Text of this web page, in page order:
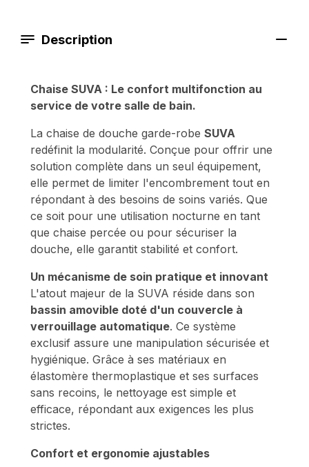
Description
Chaise SUVA : Le confort multifonction au
service de votre salle de bain.
La chaise de douche garde-robe SUVA
redéfinit la modularité. Conçue pour offrir une
solution complète dans un seul équipement,
elle permet de limiter l'encombrement tout en
répondant à des besoins de soins variés. Que
ce soit pour une utilisation nocturne en tant
que chaise percée ou pour sécuriser la
douche, elle garantit stabilité et confort.
Un mécanisme de soin pratique et innovant
L'atout majeur de la SUVA réside dans son
bassin amovible doté d'un couvercle à
verrouillage automatique. Ce système
exclusif assure une manipulation sécurisée et
hygiénique. Grâce à ses matériaux en
élastomère thermoplastique et ses surfaces
sans recoins, le nettoyage est simple et
efficace, répondant aux exigences les plus
strictes.
Confort et ergonomie ajustables